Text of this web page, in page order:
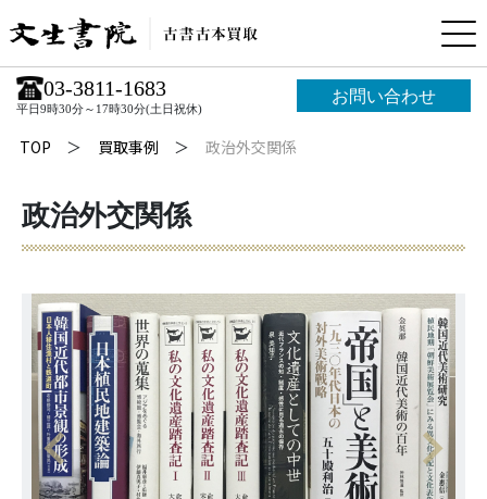
03-3811-1683
平日9時30分～17時30分(土日祝休)
お問い合わせ
TOP 買取事例 政治外交関係
政治外交関係